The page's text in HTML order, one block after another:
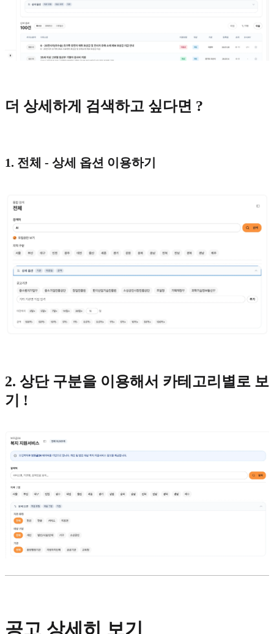
더 상세하게 검색하고 싶다면 ?
1. 전체 - 상세 옵션 이용하기
2. 상단 구분을 이용해서 카테고리별로 보
기 !
공고 상세히 보기